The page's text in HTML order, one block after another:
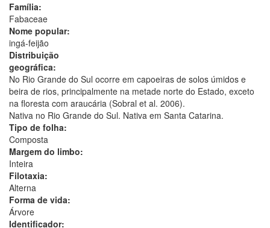
Família:
Fabaceae
Nome popular:
ingá-feijão
Distribuição
geográfica:
No Rio Grande do Sul ocorre em capoeiras de solos úmidos e
beira de rios, principalmente na metade norte do Estado, exceto
na floresta com araucária (Sobral et al. 2006).
Nativa no Rio Grande do Sul. Nativa em Santa Catarina.
Tipo de folha:
Composta
Margem do limbo:
Inteira
Filotaxia:
Alterna
Forma de vida:
Árvore
Identificador: